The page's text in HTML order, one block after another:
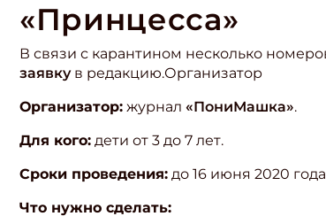
«Принцесса»
В связи с карантином несколько
заявкув редакцию.Организатор
Организатор: журнал «ПониМашка».
Для кого: дети от 3 до 7 лет.
Сроки проведения: до 16 июня 2020
Что нужно сделать: